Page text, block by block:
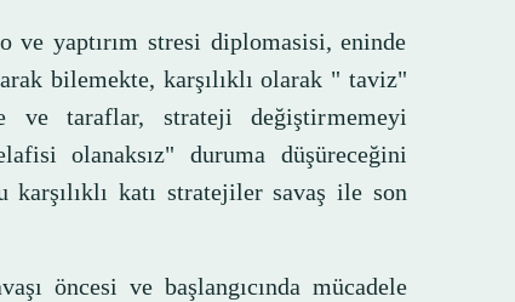
ve yaptırım stresi diplomasisi, eninde
bilemekte, karşılıklı olarak " taviz"
ve taraflar, strateji değiştirmemeyi
olanaksız" duruma düşüreceğini
karşılıklı katı stratejiler savaş ile son
öncesi ve başlangıcında mücadele